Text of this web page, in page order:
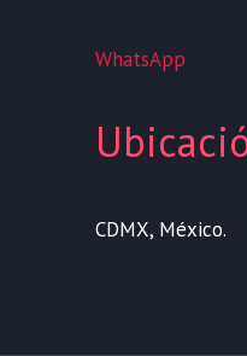
WhatsApp
CDMX, México.